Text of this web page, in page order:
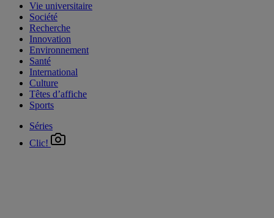
Vie universitaire
Société
Recherche
Innovation
Environnement
Santé
International
Culture
Têtes d’affiche
Sports
Séries
Clic!